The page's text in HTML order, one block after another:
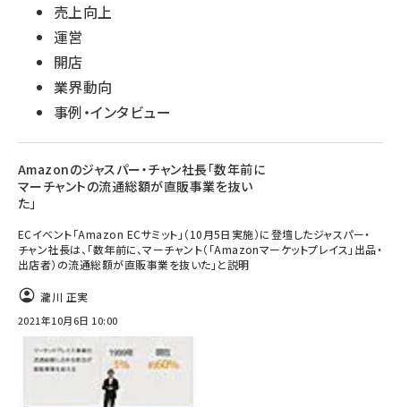
売上向上
運営
開店
業界動向
事例・インタビュー
Amazonのジャスパー・チャン社長「数年前に
マーチャントの流通総額が直販事業を抜い
た」
ECイベント「Amazon ECサミット」（10月5日実施）に登壇したジャスパー・
チャン社長は、「数年前に、マーチャント（「Amazonマーケットプレイス」出品・
出店者）の流通総額が直販事業を抜いた」と説明
瀧川 正実
2021年10月6日 10:00